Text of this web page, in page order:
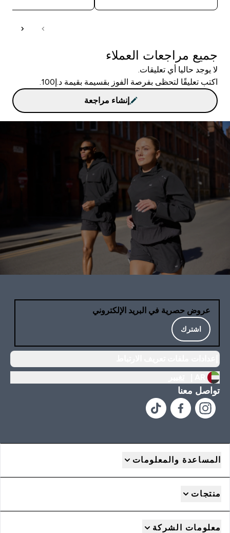
جميع مراجعات العملاء
لا يوجد حاليا أي تعليقات.
اكتب تعليقًا لتحظى بفرصة الفوز بقسيمة بقيمة د.إ100.
إنشاء مراجعة
عروض حصرية في البريد الإلكتروني
اشترك
تواصل معنا
المساعدة والمعلومات
منتجات
معلومات الشركة